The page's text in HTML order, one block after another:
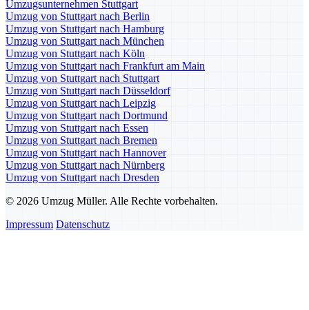
Umzugsunternehmen Stuttgart
Umzug von Stuttgart nach Berlin
Umzug von Stuttgart nach Hamburg
Umzug von Stuttgart nach München
Umzug von Stuttgart nach Köln
Umzug von Stuttgart nach Frankfurt am Main
Umzug von Stuttgart nach Stuttgart
Umzug von Stuttgart nach Düsseldorf
Umzug von Stuttgart nach Leipzig
Umzug von Stuttgart nach Dortmund
Umzug von Stuttgart nach Essen
Umzug von Stuttgart nach Bremen
Umzug von Stuttgart nach Hannover
Umzug von Stuttgart nach Nürnberg
Umzug von Stuttgart nach Dresden
© 2026 Umzug Müller. Alle Rechte vorbehalten.
Impressum Datenschutz